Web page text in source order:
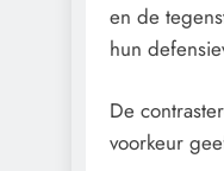
en de
hun
De
voorkeur